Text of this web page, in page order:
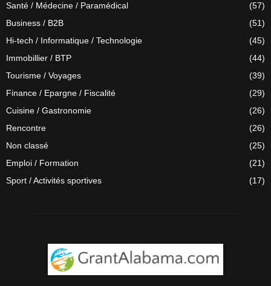
Santé / Médecine / Paramédical
(57)
Business / B2B
(51)
Hi-tech / Informatique / Technologie
(45)
Immobillier / BTP
(44)
Tourisme / Voyages
(39)
Finance / Epargne / Fiscalité
(29)
Cuisine / Gastronomie
(26)
Rencontre
(26)
Non classé
(25)
Emploi / Formation
(21)
Sport / Activités sportives
(17)